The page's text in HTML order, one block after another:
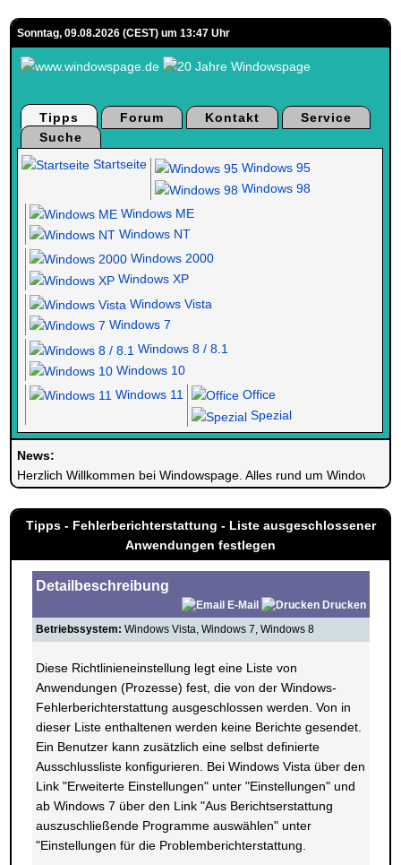
Sonntag, 09.08.2026 (CEST) um 13:47 Uhr
Tipps Forum Kontakt
Service
Suche
Startseite
Windows 95
Windows 98
Windows ME
Windows NT
Windows 2000
Windows XP
Windows Vista
Windows 7
Windows 8 / 8.1
Windows 10
Windows 11
Office
Spezial
News:
Herzlich Willkommen bei Windowspage. Alles rund um Windows.
Tipps - Fehlerberichterstattung - Liste ausgeschlossener
Anwendungen festlegen
Detailbeschreibung
E-Mail
Drucken
Betriebssystem: Windows Vista, Windows 7, Windows 8
Diese Richtlinieneinstellung legt eine Liste von
Anwendungen (Prozesse) fest, die von der Windows-
Fehlerberichterstattung ausgeschlossen werden. Von in
dieser Liste enthaltenen werden keine Berichte gesendet.
Ein Benutzer kann zusätzlich eine selbst definierte
Ausschlussliste konfigurieren. Bei Windows Vista über den
Link "Erweiterte Einstellungen" unter "Einstellungen" und
ab Windows 7 über den Link "Aus Berichtserstattung
auszuschließende Programme auswählen" unter
"Einstellungen für die Problemberichterstattung.